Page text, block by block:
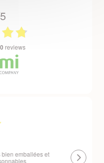
reviews
emballées et
Un site que
réserve. La